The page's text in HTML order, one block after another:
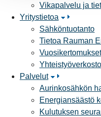
Vikapalvelu ja
Yritystietoa
Sähköntuotanto
Tietoa Rauman
Yhteistyöverkosto
Palvelut
Aurinkosähkön
Energiansäästö
Kulutuksen